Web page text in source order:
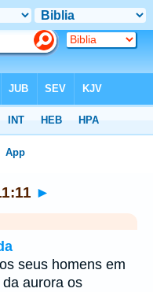
►
seus homens em
aurora os